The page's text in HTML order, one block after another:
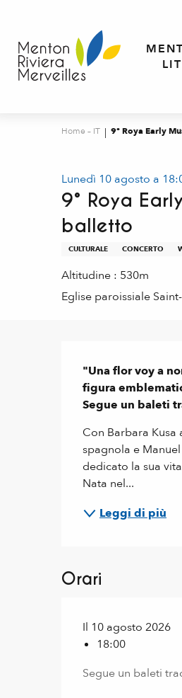
contenu
principal
Home – IT 9° Roya Early
Lunedì 10 agosto a
9° Roya
balletto
CULTURALE CONCERTO
Altitudine : 530m
Eglise paroissiale
Descrizione
"Una flor voy a
figura
Segue un baleti
Con Barbara
spagnola e
dedicato la sua
Nata nel...
Leggi di più
Orari
Il 10 agosto 2026
18:00
Segue un baleti